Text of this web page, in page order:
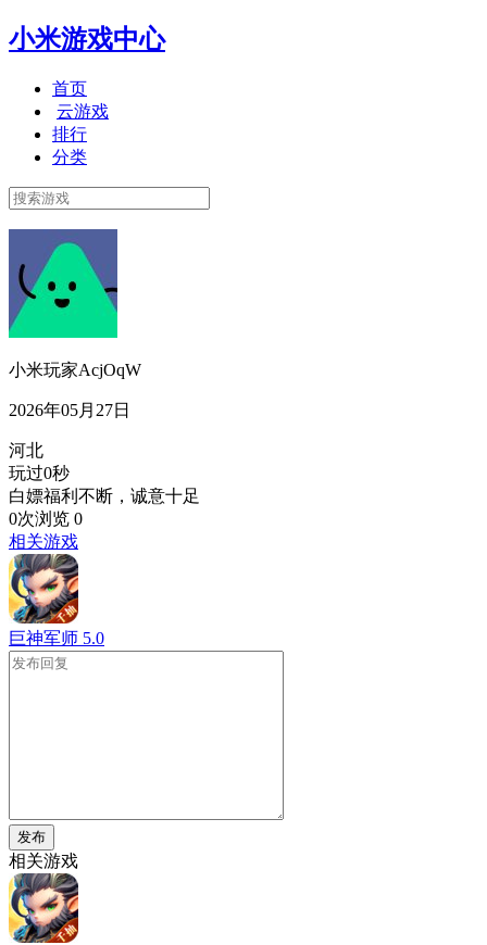
小米游戏中心
首页
云游戏
排行
分类
小米玩家AcjOqW
2026年05月27日
河北
玩过0秒
白嫖福利不断，诚意十足
0次浏览 0
相关游戏
巨神军师 5.0
发布
相关游戏